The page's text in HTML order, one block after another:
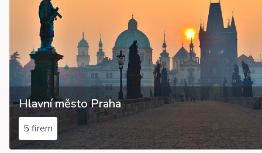
Hlavní město Praha
5 firem